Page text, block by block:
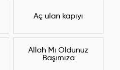
Aç ulan kapıyı
Allah Mı Oldunuz
Başımıza